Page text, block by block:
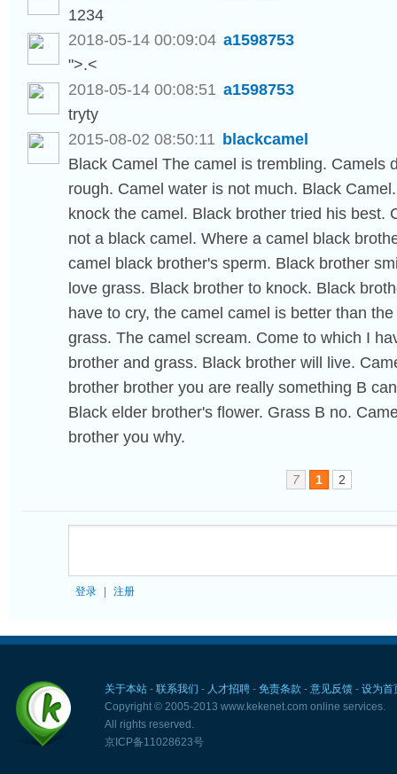
1234
2018-05-14 00:09:04 a1598753
">.<
2018-05-14 00:08:51 a1598753
tryty
2015-08-02 08:50:11 blackcamel
Black Camel The camel is trembling. Camels
rough. Camel water is not much. Black
knock the camel. Black brother tried his best.
not a black camel. Where a camel black
camel black brother's sperm. Black brother
love grass. Black brother to knock. Black
have to cry, the camel camel is better than
grass. The camel scream. Come to which I
brother and grass. Black brother will live.
brother brother you are really something B
Black elder brother's flower. Grass B no.
brother you why.
7 1 2
登录 注册
关于本站- 联系我们 - 人才招聘- 免责条款 - 意见反馈- 设为首
Copyright © 2005-2013 www.kekenet.com online services.
All rights reserved.
京ICP备11028623号